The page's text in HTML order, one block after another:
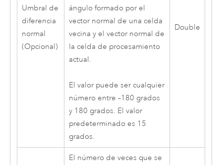
Umbral de
diferencia
normal
(Opcional)
ángulo formado por el
vector normal de una celda
vecina y el vector normal de
la celda de procesamiento
actual.
El valor puede ser cualquier
número entre –180 grados
y 180 grados. El valor
predeterminado es 15
grados.
Double
El número de veces que se